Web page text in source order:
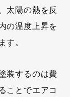
太陽の熱を反
の温度上昇を
す。
装するのは費
ことでエアコ